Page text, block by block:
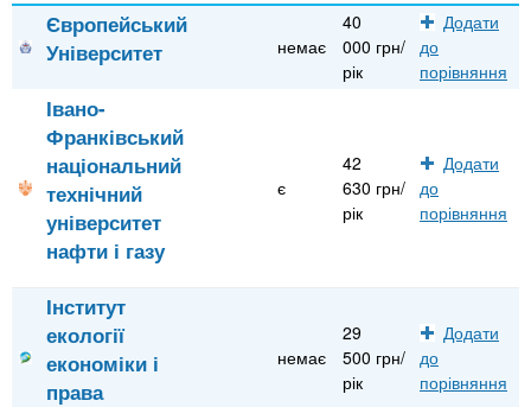
Європейський
Університет
немає
40
000 грн/
рік
Додати
до
порівняння
Івано-
Франківський
національний
технічний
університет
нафти і газу
є
42
630 грн/
рік
Додати
до
порівняння
Інститут
екології
економіки і
права
немає
29
500 грн/
рік
Додати
до
порівняння